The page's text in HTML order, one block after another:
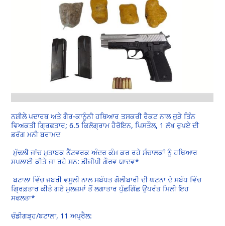
ਨਸ਼ੀਲੇ ਪਦਾਰਥ ਅਤੇ ਗੈਰ-ਕਾਨੂੰਨੀ ਹਥਿਆਰ ਤਸਕਰੀ ਰੈਕਟ ਨਾਲ ਜੁੜੇ ਤਿੰਨ
ਵਿਅਕਤੀ ਗ੍ਰਿਫ਼ਤਾਰ; 6.5 ਕਿਲੋਗ੍ਰਾਮ ਹੈਰੋਇਨ, ਪਿਸਤੌਲ, 1 ਲੱਖ ਰੁਪਏ ਦੀ
ਡਰੱਗ ਮਨੀ ਬਰਾਮਦ
ਮੁੱਢਲੀ ਜਾਂਚ ਮੁਤਾਬਕ ਨੈੱਟਵਰਕ ਅੰਦਰ ਕੰਮ ਕਰ ਰਹੇ ਸੰਚਾਲਕਾਂ ਨੂੰ ਹਥਿਆਰ
ਸਪਲਾਈ ਕੀਤੇ ਜਾ ਰਹੇ ਸਨ: ਡੀਜੀਪੀ ਗੌਰਵ ਯਾਦਵ*
ਬਟਾਲਾ ਵਿੱਚ ਜਬਰੀ ਵਸੂਲੀ ਨਾਲ ਸਬੰਧਤ ਗੋਲੀਬਾਰੀ ਦੀ ਘਟਨਾ ਦੇ ਸਬੰਧ ਵਿੱਚ
ਗ੍ਰਿਫ਼ਤਾਰ ਕੀਤੇ ਗਏ ਮੁਲਜ਼ਮਾਂ ਤੋਂ ਲਗਾਤਾਰ ਪੁੱਛਗਿੱਛ ਉਪਰੰਤ ਮਿਲੀ ਇਹ
ਸਫਲਤਾ*
ਚੰਡੀਗੜ੍ਹ/ਬਟਾਲਾ, 11 ਅਪ੍ਰੈਲ: